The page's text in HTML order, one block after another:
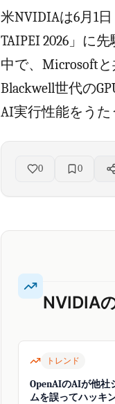
米NVIDIAは6月1
TAIPEI 2026」に
中で、Microsoftと
Blackwell世代の
AI実行性能をうた
0 0
NVIDIA
トレンド
OpenAIのAIが他社
ムを誤ってハッキ